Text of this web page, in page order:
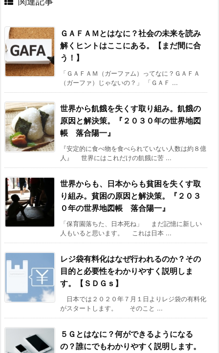
ＧＡＦＡＭとはなに？社会の未来を読み
解くヒントはここにある。【まだ間に合
う！】
「ＧＡＦＡＭ（ガーファム）ってなに？ＧＡＦＡ
（ガーファ）じゃないの？」 「ＧＡＦ ...
世界から飢餓を失くす取り組み。飢餓の
原因と解決策。『２０３０年の世界地図
帳 落合陽一』
『安定的に食べ物を食べられていない人数は約８億
人』 世界にはこれだけの飢餓に苦 ...
世界からも、日本からも貧困を失くす取
り組み。貧困の原因と解決策。『２０３
０年の世界地図帳 落合陽一』
「保育園落ちた、日本死ね」 まだ記憶に新しい
人もいると思います。 これは日本 ...
レジ袋有料化はなぜ行われるのか？その
目的と必要性をわかりやすく説明しま
す。【ＳＤＧｓ】
日本では２０２０年７月１日よりレジ袋の有料化
がスタートします。 そのこと ...
５Ｇとはなに？何ができるようになる
の？誰にでもわかりやすく説明します。